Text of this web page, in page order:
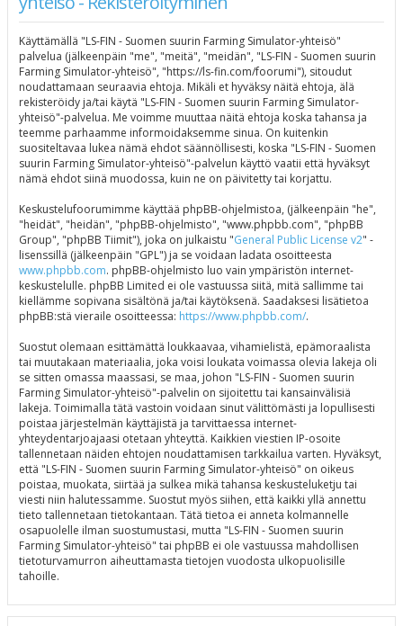
Käyttämällä "LS-FIN - Suomen suurin Farming Simulator-yhteisö"
palvelua (jälkeenpäin "me", "meitä", "meidän", "LS-FIN - Suomen suurin
Farming Simulator-yhteisö", "https://ls-fin.com/foorumi"), sitoudut
noudattamaan seuraavia ehtoja. Mikäli et hyväksy näitä ehtoja, älä
rekisteröidy ja/tai käytä "LS-FIN - Suomen suurin Farming Simulator-
yhteisö"-palvelua. Me voimme muuttaa näitä ehtoja koska tahansa ja
teemme parhaamme informoidaksemme sinua. On kuitenkin
suositeltavaa lukea nämä ehdot säännöllisesti, koska "LS-FIN - Suomen
suurin Farming Simulator-yhteisö"-palvelun käyttö vaatii että hyväksyt
nämä ehdot siinä muodossa, kuin ne on päivitetty tai korjattu.
Keskustelufoorumimme käyttää phpBB-ohjelmistoa, (jälkeenpäin "he",
"heidät", "heidän", "phpBB-ohjelmisto", "www.phpbb.com", "phpBB
Group", "phpBB Tiimit"), joka on julkaistu "General Public License v2" -
lisenssillä (jälkeenpäin "GPL") ja se voidaan ladata osoitteesta
www.phpbb.com. phpBB-ohjelmisto luo vain ympäristön internet-
keskustelulle. phpBB Limited ei ole vastuussa siitä, mitä sallimme tai
kiellämme sopivana sisältönä ja/tai käytöksenä. Saadaksesi lisätietoa
phpBB:stä vieraile osoitteessa: https://www.phpbb.com/.
Suostut olemaan esittämättä loukkaavaa, vihamielistä, epämoraalista
tai muutakaan materiaalia, joka voisi loukata voimassa olevia lakeja oli
se sitten omassa maassasi, se maa, johon "LS-FIN - Suomen suurin
Farming Simulator-yhteisö"-palvelin on sijoitettu tai kansainvälisiä
lakeja. Toimimalla tätä vastoin voidaan sinut välittömästi ja lopullisesti
poistaa järjestelmän käyttäjistä ja tarvittaessa internet-
yhteydentarjoajaasi otetaan yhteyttä. Kaikkien viestien IP-osoite
tallennetaan näiden ehtojen noudattamisen tarkkailua varten. Hyväksyt,
että "LS-FIN - Suomen suurin Farming Simulator-yhteisö" on oikeus
poistaa, muokata, siirtää ja sulkea mikä tahansa keskusteluketju tai
viesti niin halutessamme. Suostut myös siihen, että kaikki yllä annettu
tieto tallennetaan tietokantaan. Tätä tietoa ei anneta kolmannelle
osapuolelle ilman suostumustasi, mutta "LS-FIN - Suomen suurin
Farming Simulator-yhteisö" tai phpBB ei ole vastuussa mahdollisen
tietoturvamurron aiheuttamasta tietojen vuodosta ulkopuolisille
tahoille.